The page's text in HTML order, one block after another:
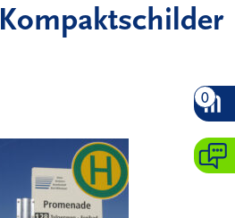
Kompaktschilder
0